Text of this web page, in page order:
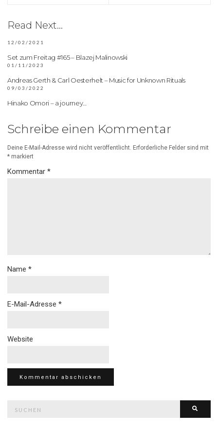
Read Next...
12/02/2021
Set zum Freitag #165 – Blazej Malinowski
01/11/2023
Andreas Gerth & Carl Oesterhelt – Music for Unknown Rituals
09/03/2022
Hinako Omori – a journey…
Schreibe einen Kommentar
Deine E-Mail-Adresse wird nicht veröffentlicht. Erforderliche Felder sind mit
* markiert
Kommentar *
Name *
E-Mail-Adresse *
Website